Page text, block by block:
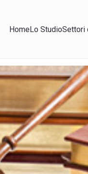
HomeLo StudioSettori